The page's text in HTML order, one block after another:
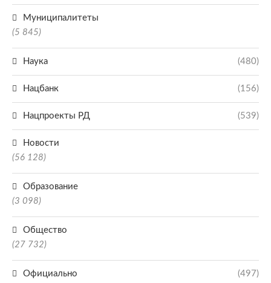
Муниципалитеты
(5 845)
Наука (480)
Нацбанк (156)
Нацпроекты РД (539)
Новости
(56 128)
Образование
(3 098)
Общество
(27 732)
Официально (497)